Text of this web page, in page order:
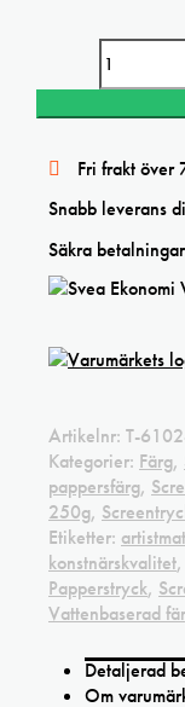
Fri frakt över
Snabb leverans
Säkra
Artikelnr: T-
Kategorier: Färg,
pappersfärg,
250g,
Etiketter:
konstnärskvalitet,
Papperstryck,
Vattenbaserad
Detaljerad
Om